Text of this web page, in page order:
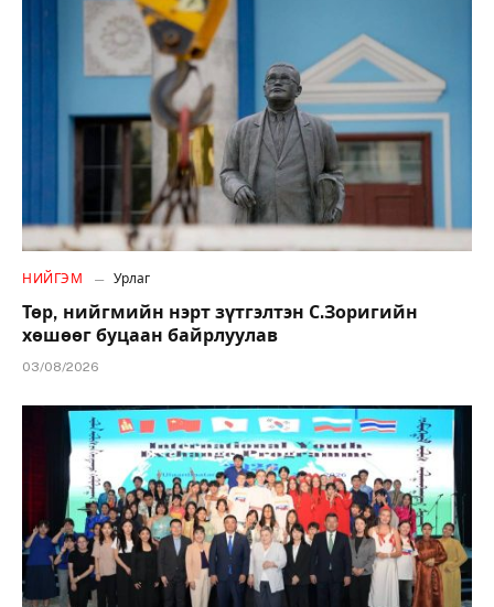
НИЙГЭМ Урлаг
Төр, нийгмийн нэрт зүтгэлтэн С.Зоригийн
хөшөөг буцаан байрлуулав
03/08/2026